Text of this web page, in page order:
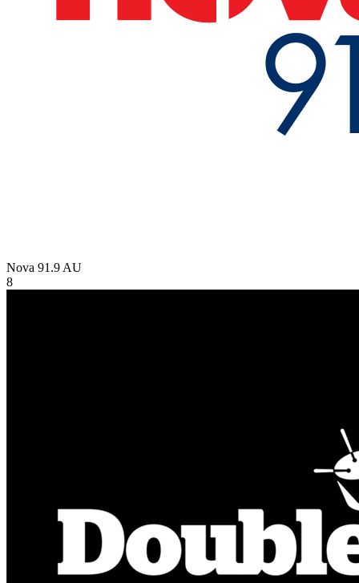
Nova 91.9 AU
8